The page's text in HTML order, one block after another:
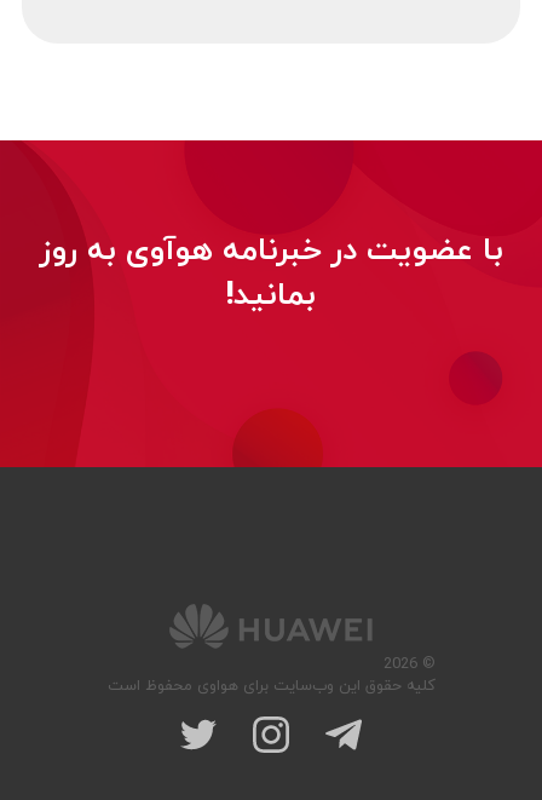
با عضویت در خبرنامه هوآوی به روز
بمانید!
© 2026
کلیه حقوق این وب‌سایت برای هواوی محفوظ است